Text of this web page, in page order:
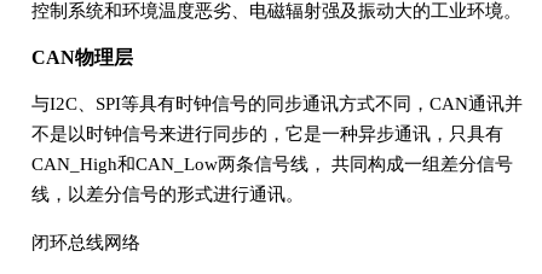
控制系统和环境温度恶劣、电磁辐射强及振动大的工业环境。
CAN物理层
与I2C、SPI等具有时钟信号的同步通讯方式不同，CAN通讯并
不是以时钟信号来进行同步的，它是一种异步通讯，只具有
CAN_High和CAN_Low两条信号线， 共同构成一组差分信号
线，以差分信号的形式进行通讯。
闭环总线网络